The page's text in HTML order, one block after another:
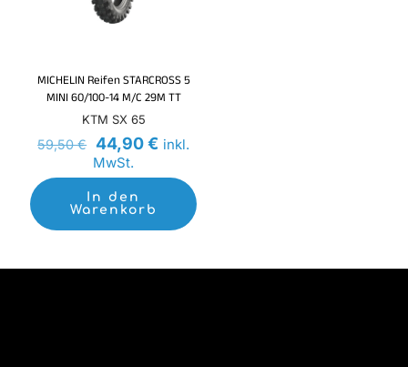
MICHELIN Reifen STARCROSS 5
MINI 60/100-14 M/C 29M TT
KTM SX 65
59,50€ Ursprünglicher
Preis
war:
59,50 €
44,90€ Aktueller
ist:
44,90 €.
inkl.
MwSt.
In den
Warenkorb